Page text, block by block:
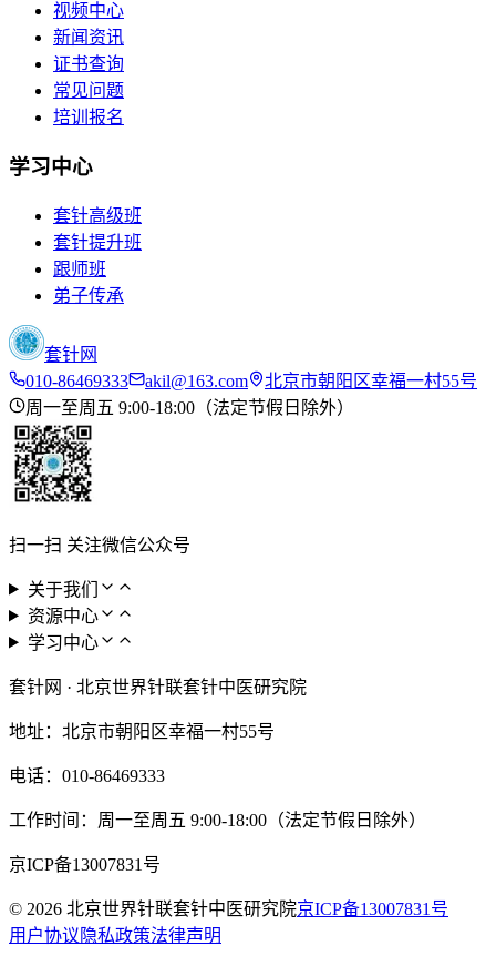
视频中心
新闻资讯
证书查询
常见问题
培训报名
学习中心
套针高级班
套针提升班
跟师班
弟子传承
套针网
010-86469333
akil@163.com
北京市朝阳区幸福一村55号
周一至周五 9:00-18:00（法定节假日除外）
扫一扫 关注微信公众号
关于我们
资源中心
学习中心
套针网 · 北京世界针联套针中医研究院
地址： 北京市朝阳区幸福一村55号
电话： 010-86469333
工作时间： 周一至周五 9:00-18:00（法定节假日除外）
京ICP备13007831号
© 2026 北京世界针联套针中医研究院京ICP备13007831号
用户协议 隐私政策法律声明